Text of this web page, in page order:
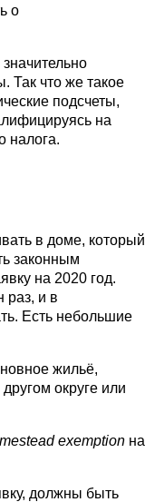
о
Так что же такое
подсчеты,
на
налога.
в доме, который
законным
на 2020 год.
раз, и в
Есть небольшие
жильё,
округе или
exemptionна
должны быть